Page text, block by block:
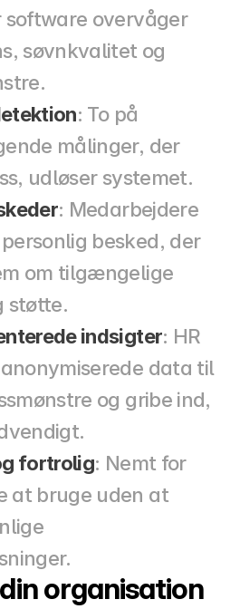
software overvåger
søvnkvalitet og
: To på
målinger, der
udløser systemet.
: Medarbejdere
besked, der
om tilgængelige
støtte.
indsigter: HR
data til
og gribe ind,
fortrolig: Nemt for
at bruge uden at
organisation